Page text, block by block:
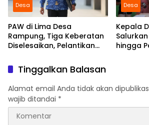
Desa
PAW di Lima Desa
Rampung, Tiga Keberatan
Diselesaikan, Pelantikan
Desa
Kepala
hingga
Tinggalkan Balasan
Alamat email Anda tidak akan
wajib ditandai *